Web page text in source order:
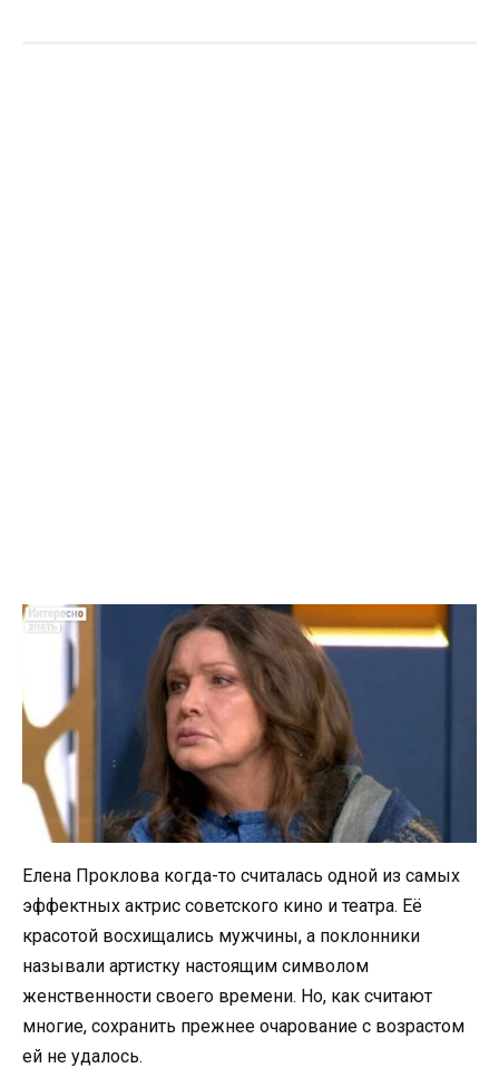
Елена Проклова когда-то считалась одной из самых
эффектных актрис советского кино и театра. Её
красотой восхищались мужчины, а поклонники
называли артистку настоящим символом
женственности своего времени. Но, как считают
многие, сохранить прежнее очарование с возрастом
ей не удалось.